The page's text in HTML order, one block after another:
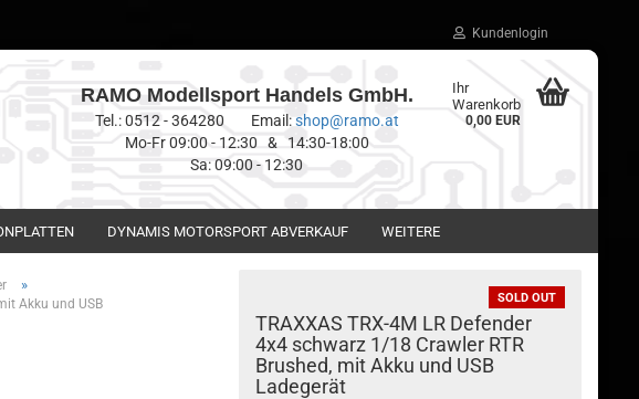
Kundenlogin
RAMO Modellsport Handels GmbH.
Tel.: 0512 - 364280 Email:shop@ramo.at
Mo-Fr 09:00 - 12:30 & 14:30-18:00
Sa: 09:00 - 12:30
Ihr
Warenkorb
0,00 EUR
DYNAMIS MOTORSPORT ABVERKAUF WEITERE
»
Akku und USB
SOLD OUT
TRAXXAS TRX-4M LR Defender
4x4 schwarz 1/18 Crawler RTR
Brushed, mit Akku und USB
Ladegerät